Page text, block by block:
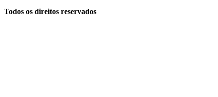
Todos os direitos reservados